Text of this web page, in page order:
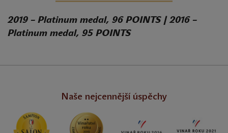
2019 – Platinum medal, 96 POINTS | 2016 –
Platinum medal, 95 POINTS
Naše nejcennější úspěchy